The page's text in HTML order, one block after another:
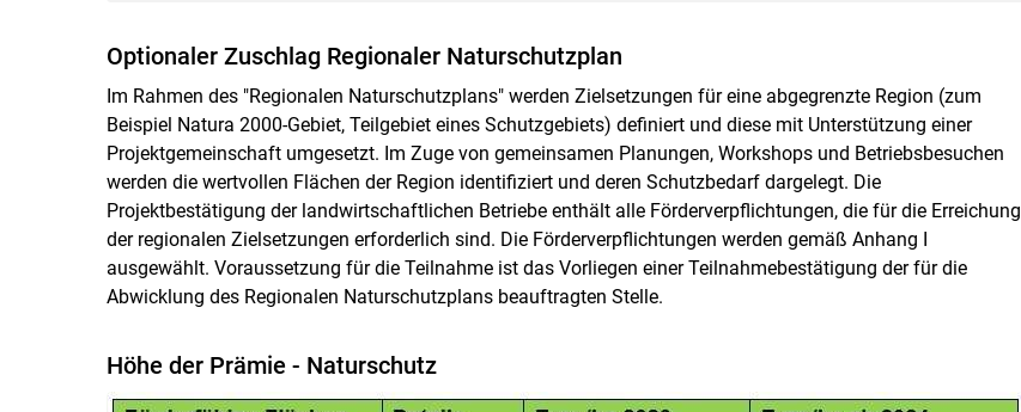
Optionaler Zuschlag Regionaler Naturschutzplan
Im Rahmen des "Regionalen Naturschutzplans" werden Zielsetzungen für eine abgegrenzte Region (zum
Beispiel Natura 2000-Gebiet, Teilgebiet eines Schutzgebiets) definiert und diese mit Unterstützung einer
Projektgemeinschaft umgesetzt. Im Zuge von gemeinsamen Planungen, Workshops und Betriebsbesuchen
werden die wertvollen Flächen der Region identifiziert und deren Schutzbedarf dargelegt. Die
Projektbestätigung der landwirtschaftlichen Betriebe enthält alle Förderverpflichtungen, die für die Erreichung
der regionalen Zielsetzungen erforderlich sind. Die Förderverpflichtungen werden gemäß Anhang I
ausgewählt. Voraussetzung für die Teilnahme ist das Vorliegen einer Teilnahmebestätigung der für die
Abwicklung des Regionalen Naturschutzplans beauftragten Stelle.
Höhe der Prämie - Naturschutz